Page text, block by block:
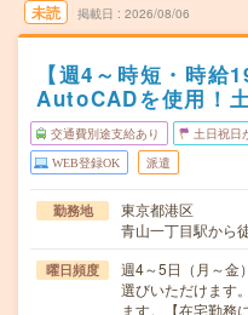
未読 掲載日 2026/08/06
【週4～時短・時給
AutoCADを使用！
交通費別途支給あり 土日祝日
WEB登録OK 派遣
勤務地
東京都港区
青山一丁目駅から
曜日頻度
週4～5日（月～金
選びいただけます
ます。【在宅勤務